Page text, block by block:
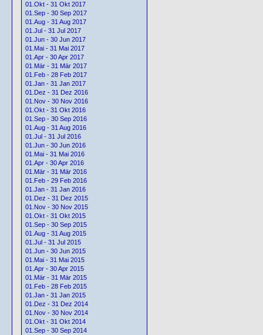
01.Okt - 31 Okt 2017
01.Sep - 30 Sep 2017
01.Aug - 31 Aug 2017
01.Jul - 31 Jul 2017
01.Jun - 30 Jun 2017
01.Mai - 31 Mai 2017
01.Apr - 30 Apr 2017
01.Mär - 31 Mär 2017
01.Feb - 28 Feb 2017
01.Jan - 31 Jan 2017
01.Dez - 31 Dez 2016
01.Nov - 30 Nov 2016
01.Okt - 31 Okt 2016
01.Sep - 30 Sep 2016
01.Aug - 31 Aug 2016
01.Jul - 31 Jul 2016
01.Jun - 30 Jun 2016
01.Mai - 31 Mai 2016
01.Apr - 30 Apr 2016
01.Mär - 31 Mär 2016
01.Feb - 29 Feb 2016
01.Jan - 31 Jan 2016
01.Dez - 31 Dez 2015
01.Nov - 30 Nov 2015
01.Okt - 31 Okt 2015
01.Sep - 30 Sep 2015
01.Aug - 31 Aug 2015
01.Jul - 31 Jul 2015
01.Jun - 30 Jun 2015
01.Mai - 31 Mai 2015
01.Apr - 30 Apr 2015
01.Mär - 31 Mär 2015
01.Feb - 28 Feb 2015
01.Jan - 31 Jan 2015
01.Dez - 31 Dez 2014
01.Nov - 30 Nov 2014
01.Okt - 31 Okt 2014
01.Sep - 30 Sep 2014